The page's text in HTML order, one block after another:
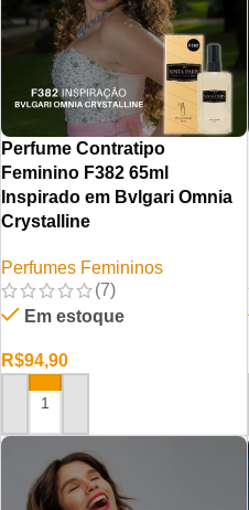
Perfume Contratipo
Feminino F382 65ml
Inspirado em Bvlgari Omnia
Crystalline
Perfumes Femininos
(7)
Em estoque
R$94,90
ADICIONAR AO CARRINHO